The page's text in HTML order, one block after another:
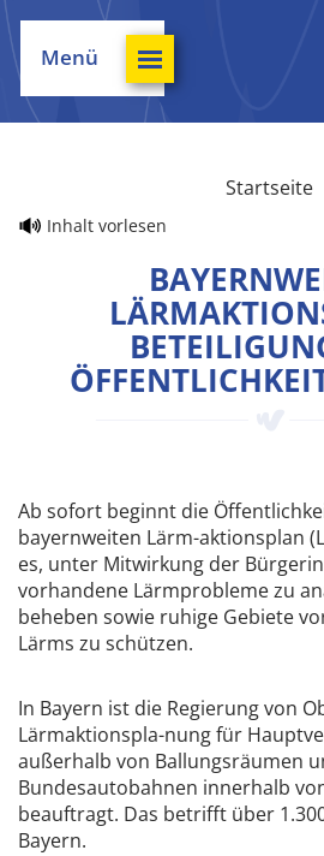
Menü
Startseite
Inhalt vorlesen
Ab sofort beginnt die
bayernweiten Lärm-aktionsplan
es, unter Mitwirkung der
vorhandene Lärmprobleme zu
beheben sowie ruhige Gebiete
Lärms zu schützen.
In Bayern ist die Regierung von
Lärmaktionspla-nung für
außerhalb von Ballungsräumen
Bundesautobahnen innerhalb
beauftragt. Das betrifft über
Bayern.